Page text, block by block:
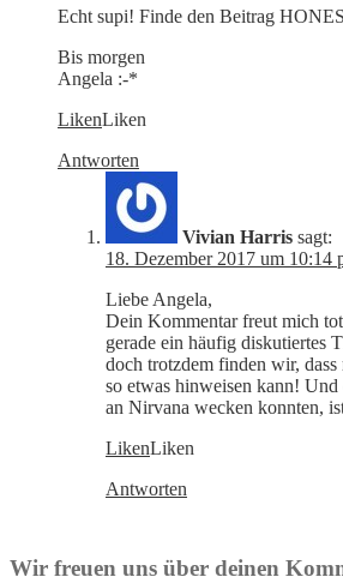
Echt supi! Finde den Beitrag
Bis morgen
Angela :-*
LikenLiken
Antworten
Vivian Harris sagt:
18. Dezember 2017 um 10:14
Liebe Angela,
Dein Kommentar freut mich
gerade ein häufig diskutiertes
doch trotzdem finden wir,
so etwas hinweisen kann!
an Nirvana wecken konnten,
LikenLiken
Antworten
Wir freuen uns über deinen